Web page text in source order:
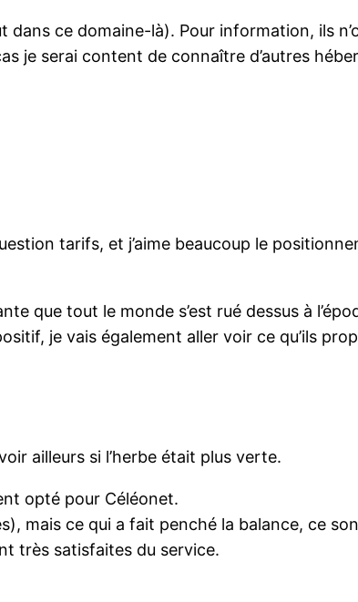
ce domaine-là). Pour information, ils
je serai content de connaître d’autres
tarifs, et j’aime beaucoup le
que tout le monde s’est rué dessus à
je vais également aller voir ce qu’ils
ailleurs si l’herbe était plus verte.
opté pour Céléonet.
mais ce qui a fait penché la balance, ce
très satisfaites du service.